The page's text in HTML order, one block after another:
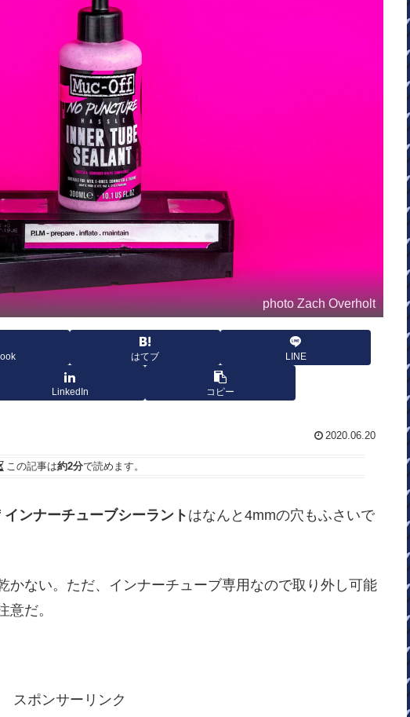
photo Zach Overholt
はてブ LINE
LinkedIn コピー
2020.06.20
この記事は約2分で読めます。
ンナーチューブシーラント はなんと4mmの穴もふさいで
かない。ただ、インナーチューブ専用なので取り外し可能
意だ。
スポンサーリンク